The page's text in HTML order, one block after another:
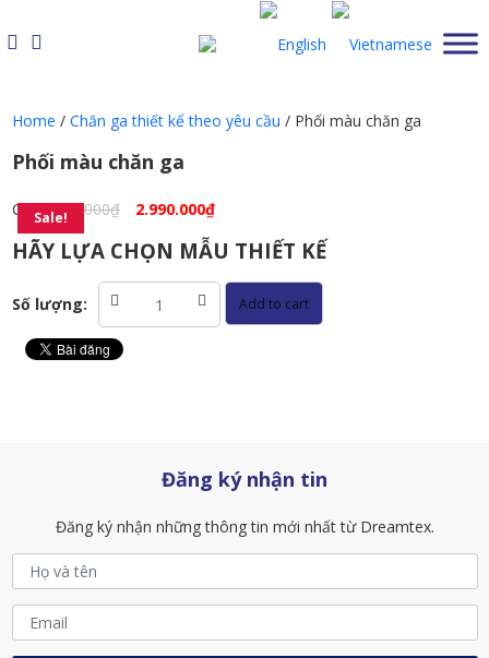
to
content
Home / Chăn ga thiết kế theo yêu cầu / Phối màu chăn ga
Phối màu chăn ga
Sale!
Giá: 3.990.000₫ 2.990.000₫
HÃY LỰA CHỌN MẪU THIẾT KẾ
Số lượng:
Phối
chăn
ga
Add to cart
Đăng ký nhận tin
Đăng ký nhận những thông tin mới nhất từ Dreamtex.